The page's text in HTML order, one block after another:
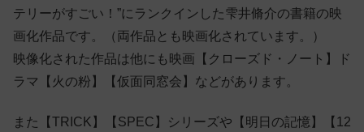
テリーがすごい！”にランクインした雫井脩介の書籍の映
画化作品です。（両作品とも映画化されています。）
映像化された作品は他にも映画【クローズド・ノート】ド
ラマ【火の粉】【仮面同窓会】などがあります。
また【TRICK】【SPEC】シリーズや【明日の記憶】【12